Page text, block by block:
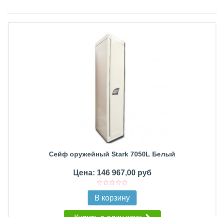
Сейф оружейный Stark 7050L Белый
Цена: 146 967,00 руб
В корзину